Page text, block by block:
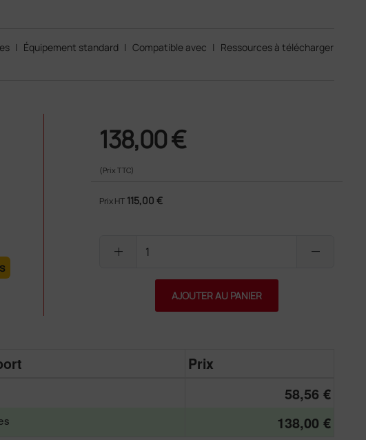
| Équipement standard | Compatible avec | Ressources à télécharger
138,00 €
(Prix TTC)
Prix HT 115,00 €
add remove
AJOUTER AU PANIER
Prix
58,56 €
138,00 €